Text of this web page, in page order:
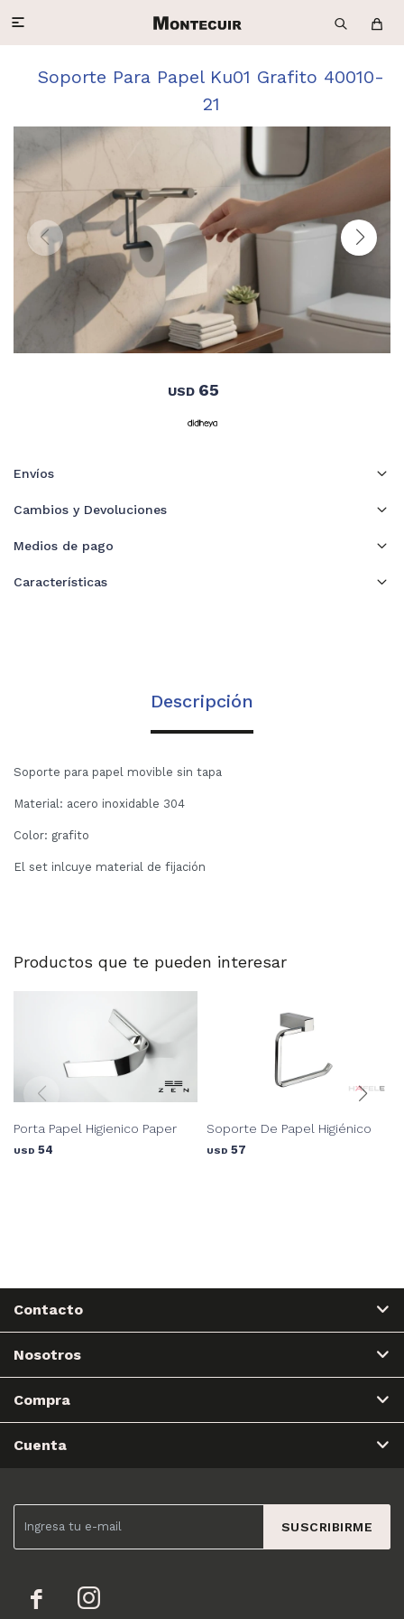

Soporte Para Papel Ku01 Grafito 40010-
21
USD 65
Envíos
Cambios y Devoluciones
Medios de pago
Características
Descripción
Soporte para papel movible sin tapa
Material: acero inoxidable 304
Color: grafito
El set inlcuye material de fijación
Productos que te pueden interesar
Porta Papel Higienico Paper
USD 54
Soporte De Papel Higiénico
USD 57
SUSCRIBIRME
 
Contacto
Nosotros
Compra
Cuenta